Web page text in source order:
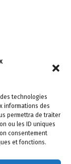
technologies
informations des
permettra de traiter
ou les ID uniques
consentement
et fonctions.